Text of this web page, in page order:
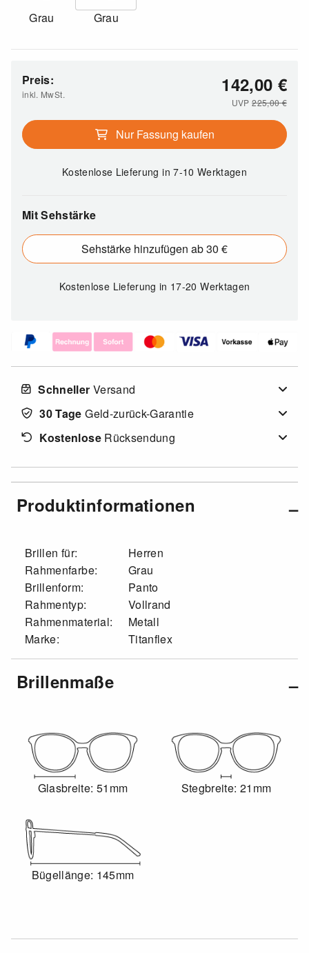
Grau Grau
Preis:
inkl. MwSt. 142,00 €
UVP225,00€
Nur Fassung kaufen
Kostenlose Lieferungin 7-10 Werktagen
Mit Sehstärke
Sehstärke hinzufügen ab 30 €
Kostenlose Lieferungin 17-20 Werktagen
Schneller Versand
30 Tage Geld-zurück-Garantie
KostenloseRücksendung
Produktinformationen
Brillen für:
Herren
Rahmenfarbe:
Grau
Brillenform:
Panto
Rahmentyp:
Vollrand
Rahmenmaterial:
Metall
Marke:
Titanflex
Brillenmaße
Glasbreite: 51mm Stegbreite: 21mm
Bügellänge: 145mm